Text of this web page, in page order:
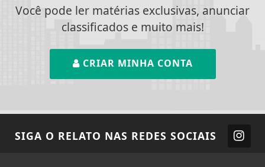
Você pode ler matérias exclusivas, anunciar
classificados e muito mais!
CRIAR MINHA CONTA
SIGA O RELATO NAS REDES SOCIAIS